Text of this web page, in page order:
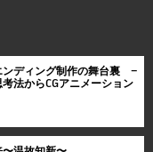
ンディング制作の舞台裏 ―
法からCGアニメーション